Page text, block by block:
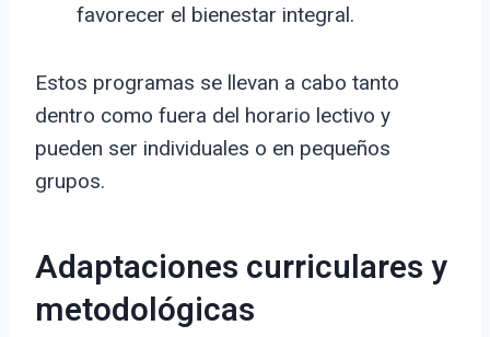
favorecer el bienestar integral.
Estos programas se llevan a cabo tanto
dentro como fuera del horario lectivo y
pueden ser individuales o en pequeños
grupos.
Adaptaciones curriculares y
metodológicas